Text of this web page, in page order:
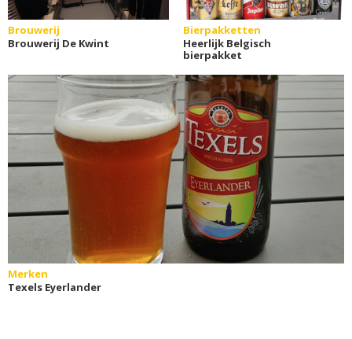
Brouwerij
Brouwerij De Kwint
Bierpakketten
Heerlijk Belgisch
bierpakket
Merken
Texels Eyerlander